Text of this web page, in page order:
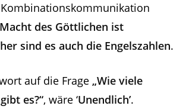
des Göttlichen ist
sind es auch die Engelszahlen.
auf die Frage „Wie viele
es?“, wäre ‘Unendlich’.